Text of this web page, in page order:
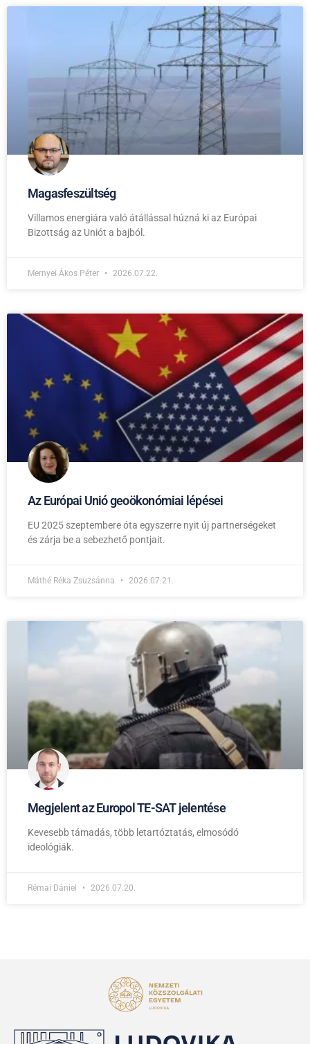
Magasfeszültség
Villamos energiára való átállással húzná ki az Európai
Bizottság az Uniót a bajból.
Mernyei Ákos Péter 2026.07.22.
Az Európai Unió geoökonómiai lépései
EU 2025 szeptembere óta egyszerre nyit új partnerségeket
és zárja be a sebezhető pontjait.
Máthé Réka Zsuzsánna 2026.07.21.
Megjelent az Europol TE-SAT jelentése
Kevesebb támadás, több letartóztatás, elmosódó
ideológiák.
Rémai Dániel 2026.07.20.